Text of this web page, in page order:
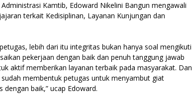
Kamtib, Edoward Nikelini Bangun mengawali
terkait Kedisiplinan, Layanan Kunjungan dan
lebih dari itu integritas bukan hanya soal mengikuti
pekerjaan dengan baik dan penuh tanggung jawab
aktif memberikan layanan terbaik pada masyarakat. Dan
membentuk petugas untuk menyambut giat
baik,” ucap Edoward.